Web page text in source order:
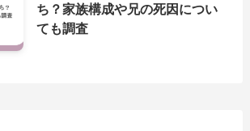
ち？家族構成や兄の死因につい
ても調査